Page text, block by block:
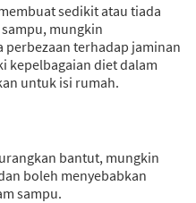
sedikit atau tiada
mungkin
terhadap jaminan
kepelbagaian diet dalam
untuk isi rumah.
bantut, mungkin
boleh menyebabkan
sampu.